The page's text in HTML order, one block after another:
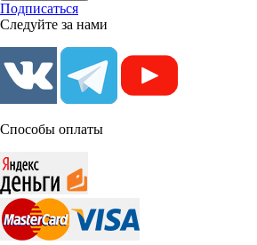
Подписаться
Следуйте за нами
Способы оплаты